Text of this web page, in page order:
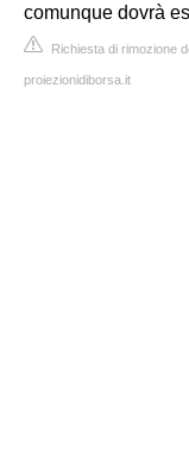
comunque dovrà
Richiesta di rimozione
proiezionidiborsa.it